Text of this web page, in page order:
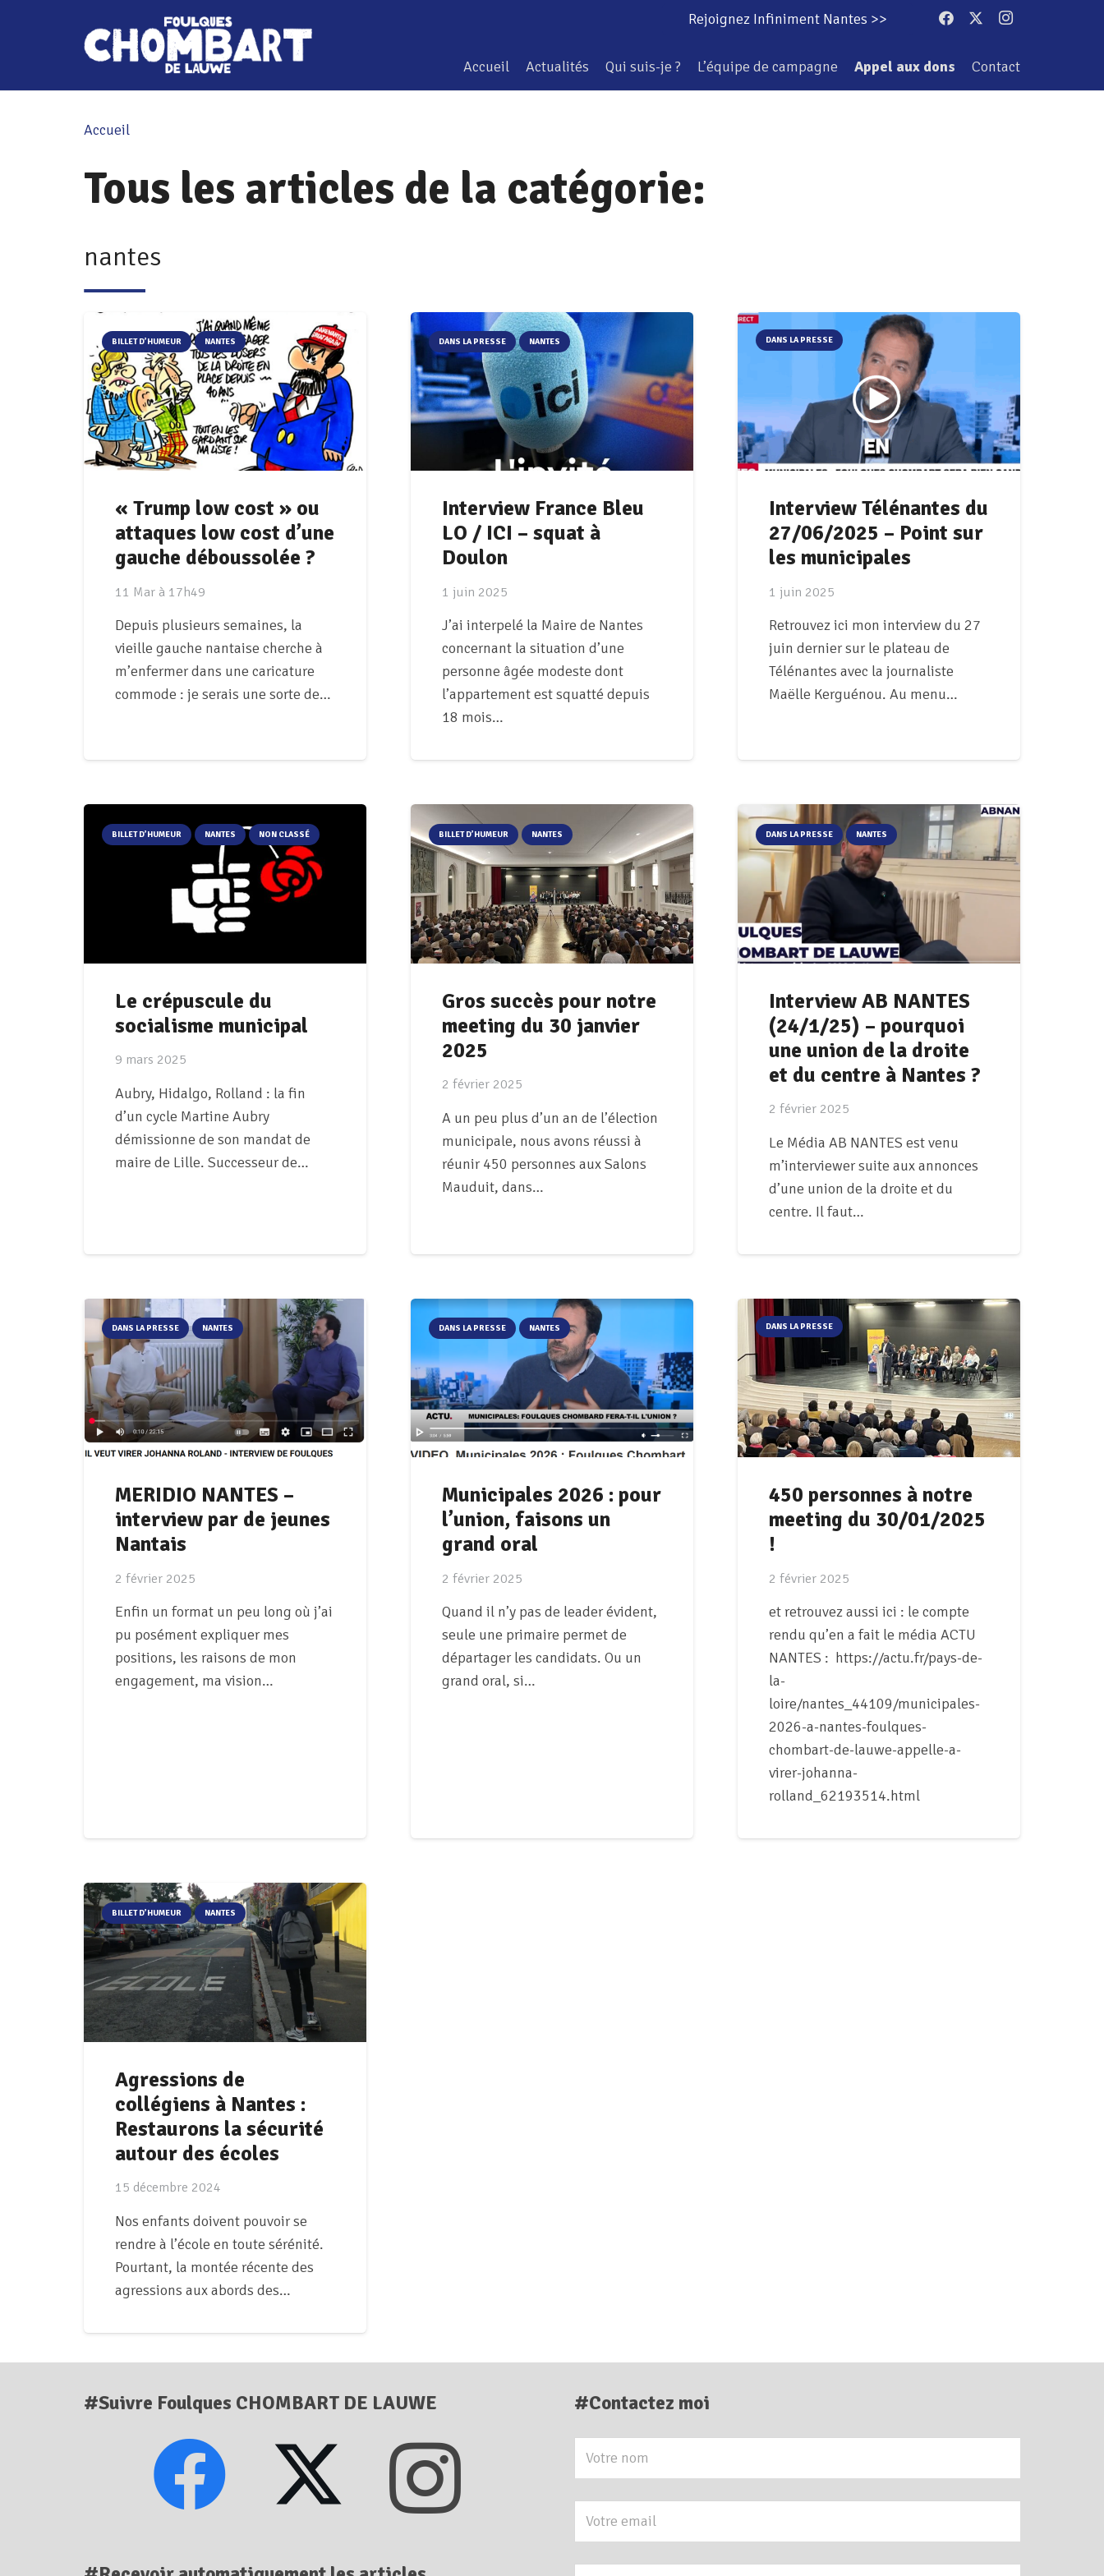
Rejoignez Infiniment Nantes >>
Accueil Actualités Qui suis-je ? L’équipe de campagne Appel aux dons Contact
Accueil
Tous les articles de la catégorie:
nantes
BILLET D’HUMEUR NANTES
« Trump low cost » ou
attaques low cost d’une
gauche déboussolée ?
11 Mar à 17h49
Depuis plusieurs semaines, la
vieille gauche nantaise cherche à
m’enfermer dans une caricature
commode : je serais une sorte de…
DANS LA PRESSE NANTES
Interview France Bleu
LO / ICI – squat à
Doulon
1 juin 2025
J’ai interpelé la Maire de Nantes
concernant la situation d’une
personne âgée modeste dont
l’appartement est squatté depuis
18 mois…
DANS LA PRESSE
Interview Télénantes du
27/06/2025 – Point sur
les municipales
1 juin 2025
Retrouvez ici mon interview du 27
juin dernier sur le plateau de
Télénantes avec la journaliste
Maëlle Kerguénou. Au menu…
BILLET D’HUMEUR NANTES NON CLASSÉ
Le crépuscule du
socialisme municipal
9 mars 2025
Aubry, Hidalgo, Rolland : la fin
d’un cycle Martine Aubry
démissionne de son mandat de
maire de Lille. Successeur de…
BILLET D’HUMEUR NANTES
Gros succès pour notre
meeting du 30 janvier
2025
2 février 2025
A un peu plus d’un an de l’élection
municipale, nous avons réussi à
réunir 450 personnes aux Salons
Mauduit, dans…
DANS LA PRESSE NANTES
Interview AB NANTES
(24/1/25) – pourquoi
une union de la droite
et du centre à Nantes ?
2 février 2025
Le Média AB NANTES est venu
m’interviewer suite aux annonces
d’une union de la droite et du
centre. Il faut…
DANS LA PRESSE NANTES
MERIDIO NANTES –
interview par de jeunes
Nantais
2 février 2025
Enfin un format un peu long où j’ai
pu posément expliquer mes
positions, les raisons de mon
engagement, ma vision…
DANS LA PRESSE NANTES
Municipales 2026 : pour
l’union, faisons un
grand oral
2 février 2025
Quand il n’y pas de leader évident,
seule une primaire permet de
départager les candidats. Ou un
grand oral, si…
DANS LA PRESSE
450 personnes à notre
meeting du 30/01/2025
!
2 février 2025
et retrouvez aussi ici : le compte
rendu qu’en a fait le média ACTU
NANTES : https://actu.fr/pays-de-
la-
loire/nantes_44109/municipales-
2026-a-nantes-foulques-
chombart-de-lauwe-appelle-a-
virer-johanna-
rolland_62193514.html
BILLET D’HUMEUR NANTES
Agressions de
collégiens à Nantes :
Restaurons la sécurité
autour des écoles
15 décembre 2024
Nos enfants doivent pouvoir se
rendre à l’école en toute sérénité.
Pourtant, la montée récente des
agressions aux abords des…
#Suivre Foulques CHOMBART DE LAUWE #Contactez moi